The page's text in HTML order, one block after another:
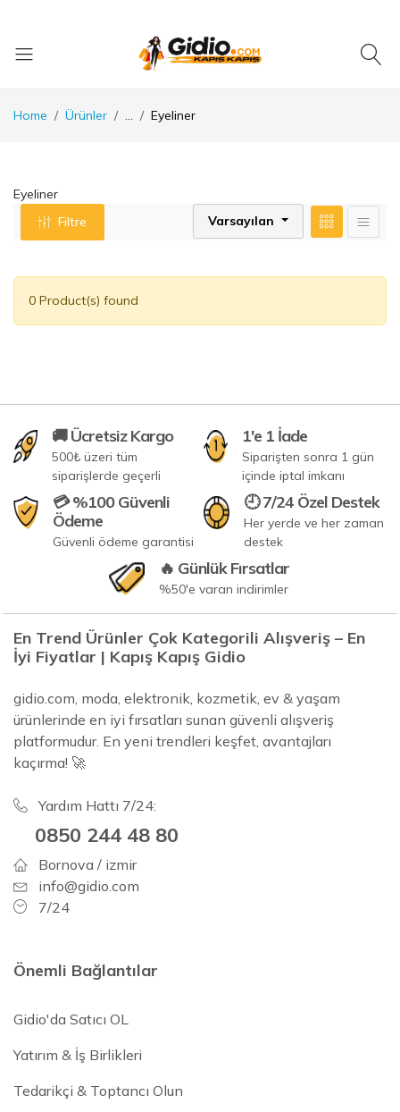
Home Ürünler ... Eyeliner
Eyeliner
Filtre
Varsayılan
0 Product(s) found
🚚 Ücretsiz Kargo
500₺ üzeri tüm
siparişlerde geçerli
1'e 1 İade
Siparişten sonra 1 gün
içinde iptal imkanı
💳 %100 Güvenli
Ödeme
Güvenli ödeme garantisi
🕘 7/24 Özel Destek
Her yerde ve her zaman
destek
🔥 Günlük Fırsatlar
%50'e varan indirimler
En Trend Ürünler Çok Kategorili Alışveriş – En
İyi Fiyatlar | Kapış Kapış Gidio
gidio.com, moda, elektronik, kozmetik, ev & yaşam
ürünlerinde en iyi fırsatları sunan güvenli alışveriş
platformudur. En yeni trendleri keşfet, avantajları
kaçırma! 🚀
Yardım Hattı 7/24:
0850 244 48 80
Bornova / izmir
info@gidio.com
7/24
Önemli Bağlantılar
Gidio'da Satıcı OL
Yatırım & İş Birlikleri
Tedarikçi & Toptancı Olun